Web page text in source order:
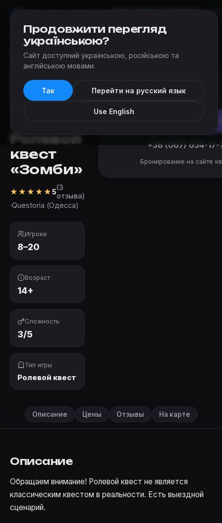
КвестыКартаДобавить
Квесты › Questoria (Одесса) ›
Ролевой
квест
«Зомби»
★ ★ ★ ★ ★5(3
отзыва)
·Questoria (Одесса)
Игроки
8–20
Возраст
14+
Сложность
3/5
Тип игры
Ролевой квест
от 5 500 ₴
+38 (067) 654-17-
Бронирование на сайте
Описание Цены Отзывы На карте
Описание
Обращаем внимание! Ролевой квест не является
классическим квестом в реальности. Есть выездной
сценарий.
Продовжити перегляд
українською?
Сайт доступний українською, російською та
англійською мовами.
Так Перейти на русский язык
Use English